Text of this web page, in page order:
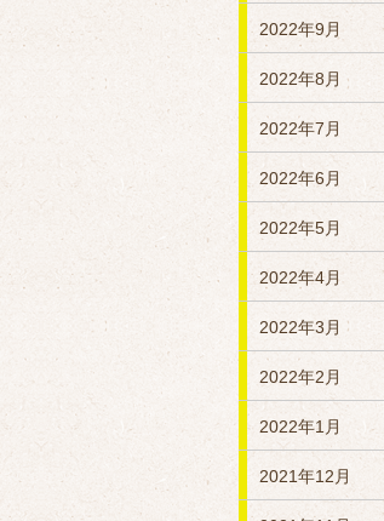
2022年9月
2022年8月
2022年7月
2022年6月
2022年5月
2022年4月
2022年3月
2022年2月
2022年1月
2021年12月